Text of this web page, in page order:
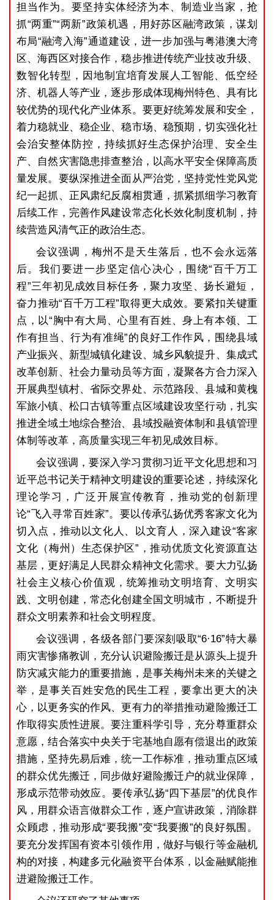
担当作为。要坚持实体经济为本、制造业当家，抢
抓“两重”“两新”政策机遇，用好苏区融湾政策，谋划
布局“融湾入海”通道建设，进一步加强与粤港澳大湾
区、海西区对接合作，稳步推进传统产业技改升级、
数智化转型，因地制宜培育发展人工智能、低空经
济、机器人等产业，逐步形成体现梅州特色、具有比
较优势的现代化产业体系。要更好统筹发展和安全，
着力稳就业、稳企业、稳市场、稳预期，切实强化社
会治安整体防控，持续抓好生态保护治理、安全生
产、自然灾害隐患排查整治，以高水平安全保障高质
量发展。要纵深推进全面从严治党，坚持党性党风党
纪一起抓、正风肃纪反腐相贯通，抓紧抓细学习教育
后续工作，完善作风建设常态化长效化制度机制，持
续营造风清气正的政治生态。
会议强调，梅州不是天生落后，也不会永远落
后。我们要进一步坚定信心决心，围绕“百千万工
程”三年初见成效目标任务，聚力攻坚、扬长避短，
奋力推动“百千万工程”取得更大成效。要紧扣关键重
点，以“胸中有大局、心里有百姓、身上有本领、工
作有担当、行为有准绳”的良好工作作风，围绕县域
产业振兴、新型城镇化建设、城乡风貌提升、集成式
改革创新、社会力量动员等方面，凝聚各方合力深入
开展典型镇村、省际交界处、示范路段、县城和黄槐
军旅小镇、松口古镇等重点区域建设攻坚行动，扎实
推进全域土地综合整治、县域投融资体制和县镇管理
体制等改革，高质量实现三年初见成效目标。
会议强调，要深入学习贯彻习近平文化思想和习
近平总书记关于精神文明建设的重要论述，持续深化
理论学习，广泛开展宣传教育，推动党的创新理
论“飞入寻常百姓家”。要以传承弘扬优秀客家文化为
切入点，推动以文化人、以文育人，深入建设“客家
文化（梅州）生态保护区”，推动优质文化资源直达
基层，更好满足人民群众精神文化需求。要大力弘扬
社会主义核心价值观，统筹推动文明培育、文明实
践、文明创建，常态化创建全国文明城市，不断提升
群众文明素养和社会文明程度。
会议强调，各级各部门要深刻吸取“6·16”特大暴
雨灾害惨痛教训，充分认识避险搬迁是从源头上提升
防灾减灾能力的重要措施，是事关梅州未来的关键之
举，是事关百姓安危的民生工程，要拿出更大的决
心，以更务实的作风、更有力的举措推动避险搬迁工
作取得实质性进展。要注重科学引导，充分尊重群众
意愿，结合落实中央关于宅基地自愿有偿退出的政策
措施，坚持先易后难，统一工作标准，推动重点区域
的群众优先搬迁，同步做好避险搬迁户的就业保障，
形成示范带动效应。要传承弘扬“四下基层”的优良作
风，用群众语言做群众工作，逐户宣讲政策，消除群
众顾虑，推动形成“要我搬”变“我要搬”的良好氛围。
要充分发挥国有资本引领作用，做好与银行等金融机
构的对接，构建多元化融资平台体系，以金融赋能推
进避险搬迁工作。